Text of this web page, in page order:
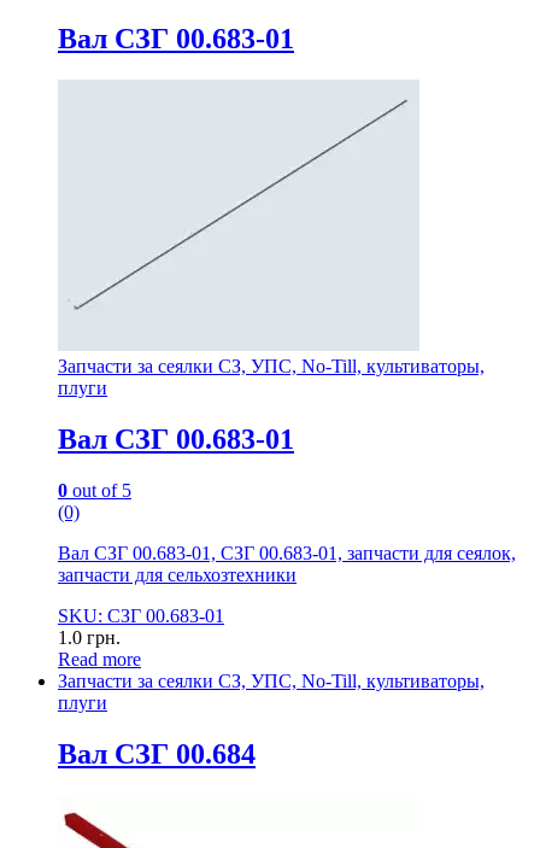
Вал СЗГ 00.683-01
Запчасти за сеялки СЗ, УПС, No-Till, культиваторы,
плуги
Вал СЗГ 00.683-01
0 out of 5
(0)
Вал СЗГ 00.683-01, СЗГ 00.683-01, запчасти для сеялок,
запчасти для сельхозтехники
SKU: СЗГ 00.683-01
1.0 грн.
Read more
Запчасти за сеялки СЗ, УПС, No-Till, культиваторы,
плуги
Вал СЗГ 00.684